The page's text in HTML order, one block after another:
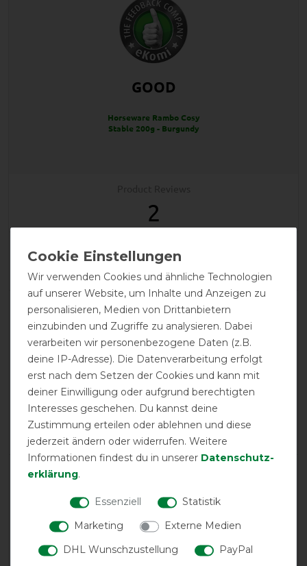
GOOD
Horseware Rambo Cosy
Stable 200g - Burgundy
2
4/5
product experience
calculated from 2 customer reviews
Positive
100%
Neutral
0%
Negative
0%
ab. Ein toller Verschluß vorn , wo keine Einengung am
Pferd entsteht. Leichte Kritik - Der
Schweitriemenverschluß ist schon nach ein paar 'Tagen
Wir verwenden Cookies und ähnliche Technologien
auf unserer Website, um Inhalte und Anzeigen zu
personalisieren, Medien von Drittanbietern
einzubinden und Zugriffe zu analysieren. Dabei
verarbeiten wir personenbezogene Daten (z.B.
deine IP-Adresse). Die Datenverarbeitung erfolgt
erst nach dem Setzen der Cookies und kann mit
deiner Einwilligung oder aufgrund berechtigten
Interesses geschehen. Du kannst deine
Zustimmung erteilen oder ablehnen und diese
jederzeit ändern oder widerrufen. Weitere
Informationen findest du in unserer Daten­schutz­
erklärung.
Essenziell
Statistik
Marketing
Externe Medien
DHL Wunschzustellung
PayPal